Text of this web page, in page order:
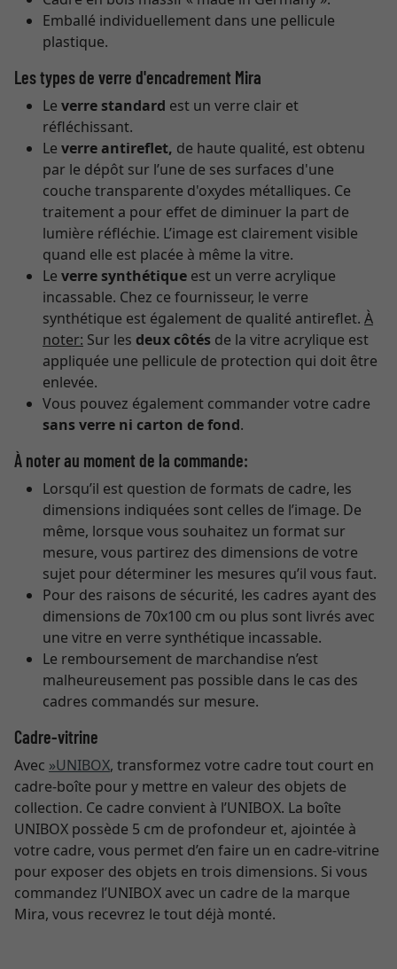
Emballé individuellement dans une pellicule
plastique.
Les types de verre d'encadrement Mira
Le verre standard est un verre clair et
réfléchissant.
Le verre antireflet, de haute qualité, est obtenu
par le dépôt sur l’une de ses surfaces d'une
couche transparente d'oxydes métalliques. Ce
traitement a pour effet de diminuer la part de
lumière réfléchie. L’image est clairement visible
quand elle est placée à même la vitre.
Le verre synthétique est un verre acrylique
incassable. Chez ce fournisseur, le verre
synthétique est également de qualité antireflet. À
noter: Sur les deux côtés de la vitre acrylique est
appliquée une pellicule de protection qui doit être
enlevée.
Vous pouvez également commander votre cadre
sans verre ni carton de fond.
À noter au moment de la commande:
Lorsqu’il est question de formats de cadre, les
dimensions indiquées sont celles de l’image. De
même, lorsque vous souhaitez un format sur
mesure, vous partirez des dimensions de votre
sujet pour déterminer les mesures qu’il vous faut.
Pour des raisons de sécurité, les cadres ayant des
dimensions de 70x100 cm ou plus sont livrés avec
une vitre en verre synthétique incassable.
Le remboursement de marchandise n’est
malheureusement pas possible dans le cas des
cadres commandés sur mesure.
Cadre-vitrine
Avec »UNIBOX, transformez votre cadre tout court en
cadre-boîte pour y mettre en valeur des objets de
collection. Ce cadre convient à l’UNIBOX. La boîte
UNIBOX possède 5 cm de profondeur et, ajointée à
votre cadre, vous permet d’en faire un en cadre-vitrine
pour exposer des objets en trois dimensions. Si vous
commandez l’UNIBOX avec un cadre de la marque
Mira, vous recevrez le tout déjà monté.